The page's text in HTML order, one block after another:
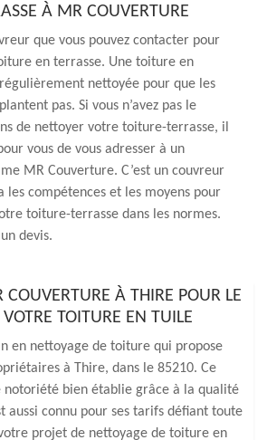
À MR COUVERTURE
que vous pouvez contacter pour
en terrasse. Une toiture en
nettoyée pour que les
pas. Si vous n’avez pas le
de nettoyer votre toiture-terrasse, il
vous de vous adresser à un
MR Couverture. C’est un couvreur
les compétences et les moyens pour
toiture-terrasse dans les normes.
devis.
COUVERTURE À THIRE POUR LE
TOITURE EN TUILE
en nettoyage de toiture qui propose
à Thire, dans le 85210. Ce
notoriété bien établie grâce à la qualité
aussi connu pour ses tarifs défiant toute
projet de nettoyage de toiture en